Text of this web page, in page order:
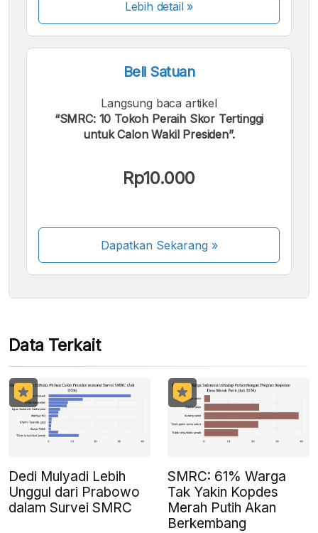
Lebih detail »
Beli Satuan
Langsung baca artikel
“SMRC: 10 Tokoh Peraih Skor Tertinggi
untuk Calon Wakil Presiden”.
Rp10.000
Dapatkan Sekarang»
Beberapa metode pembayaran masih dalam
proses aktivasi.
Data Terkait
Dedi Mulyadi Lebih
Unggul dari Prabowo
dalam Survei SMRC
SMRC: 61% Warga
Tak Yakin Kopdes
Merah Putih Akan
Berkembang